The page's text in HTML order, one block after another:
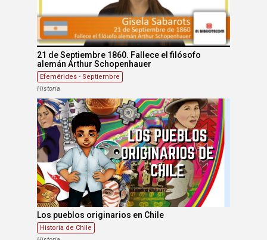
21 de Septiembre 1860. Fallece el filósofo
alemán Arthur Schopenhauer
Efemérides - Septiembre
Historia
Los pueblos originarios en Chile
Historia de Chile